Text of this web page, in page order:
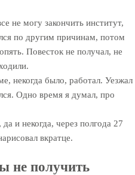
не могу закончить институт,
по другим причинам, потом
Повесток не получал, не
некогда было, работал. Уезжал
Одно время я думал, про
и некогда, через полгода 27
вкратце.
не получить